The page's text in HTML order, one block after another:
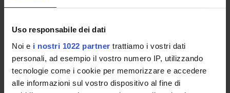
Uso responsabile dei dati
Noi e i nostri 1022 partner trattiamo i vostri dati
personali, ad esempio il vostro numero IP, utilizzando
tecnologie come i cookie per memorizzare e accedere
alle informazioni sul vostro dispositivo al fine di